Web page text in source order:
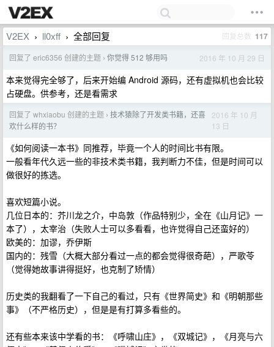
V2EX › ll0xff › 全部回复 回复总数 117
回复了 eric6356 创建的主题 › 你觉得 512 够用吗 2016 年 10 月 29 日
本来觉得完全够了，后来开始编 Android 源码，还有虚拟机也会比较
占硬盘。供参考，还是看需求
回复了 whxiaobu 创建的主题 › 技术猿除了开发类书籍，还喜
欢什么样的书？
2016 年 10 月
13 日
《如何阅读一本书》同推荐，毕竟一个人的时间比书有限。
一般看年代久远一些的非技术类书籍，我判断力不佳，但是时间可以
做很好的拣选。
喜欢短篇小说。
几位日本的：芥川龙之介，中岛敦（作品特别少，全在《山月记》一
本了），太宰治（失败人士可以多看看，也许觉得自己还蛮好的）
欧美的：加谬，乔伊斯
国内的：残雪（大概大部分看过一点的都会觉得很奇葩），严歌苓
（觉得她故事讲得挺好，也克制了矫情）
历史类的我翻看了一下自己的看过，只有《世界简史》和《明朝那些
事》（不严格历史），但是是有打算多看些的。
还有些本来该中学看的书：《呼啸山庄》，《双城记》，《月亮与六